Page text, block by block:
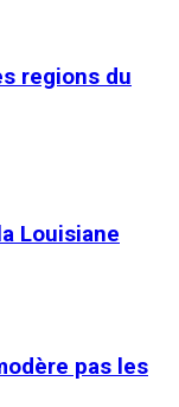
regions du
Louisiane
pas les